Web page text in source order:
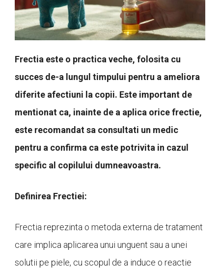
Frectia este o practica veche, folosita cu
succes de-a lungul timpului pentru a ameliora
diferite afectiuni la copii. Este important de
mentionat ca, inainte de a aplica orice frectie,
este recomandat sa consultati un medic
pentru a confirma ca este potrivita in cazul
specific al copilului dumneavoastra.
Definirea Frectiei:
Frectia reprezinta o metoda externa de tratament
care implica aplicarea unui unguent sau a unei
solutii pe piele, cu scopul de a induce o reactie